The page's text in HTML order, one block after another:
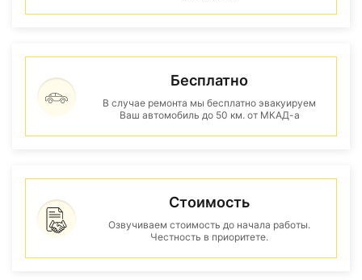
Бесплатно
В случае ремонта мы бесплатно эвакуируем
Ваш автомобиль до 50 км. от МКАД-а
Стоимость
Озвучиваем стоимость до начала работы.
Честность в приоритете.